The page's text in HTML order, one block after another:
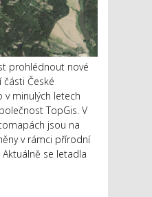
prohlédnout nové
České
v minulých letech
TopGis. V
jsou na
v rámci přírodní
Aktuálně se letadla